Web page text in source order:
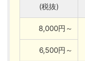
(税抜)
8,000円～
6,500円～